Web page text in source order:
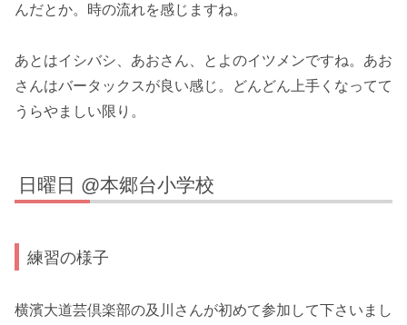
んだとか。時の流れを感じますね。
あとはイシバシ、あおさん、とよのイツメンですね。あお
さんはバータックスが良い感じ。どんどん上手くなってて
うらやましい限り。
日曜日 @本郷台小学校
練習の様子
横濱大道芸倶楽部の及川さんが初めて参加して下さいまし